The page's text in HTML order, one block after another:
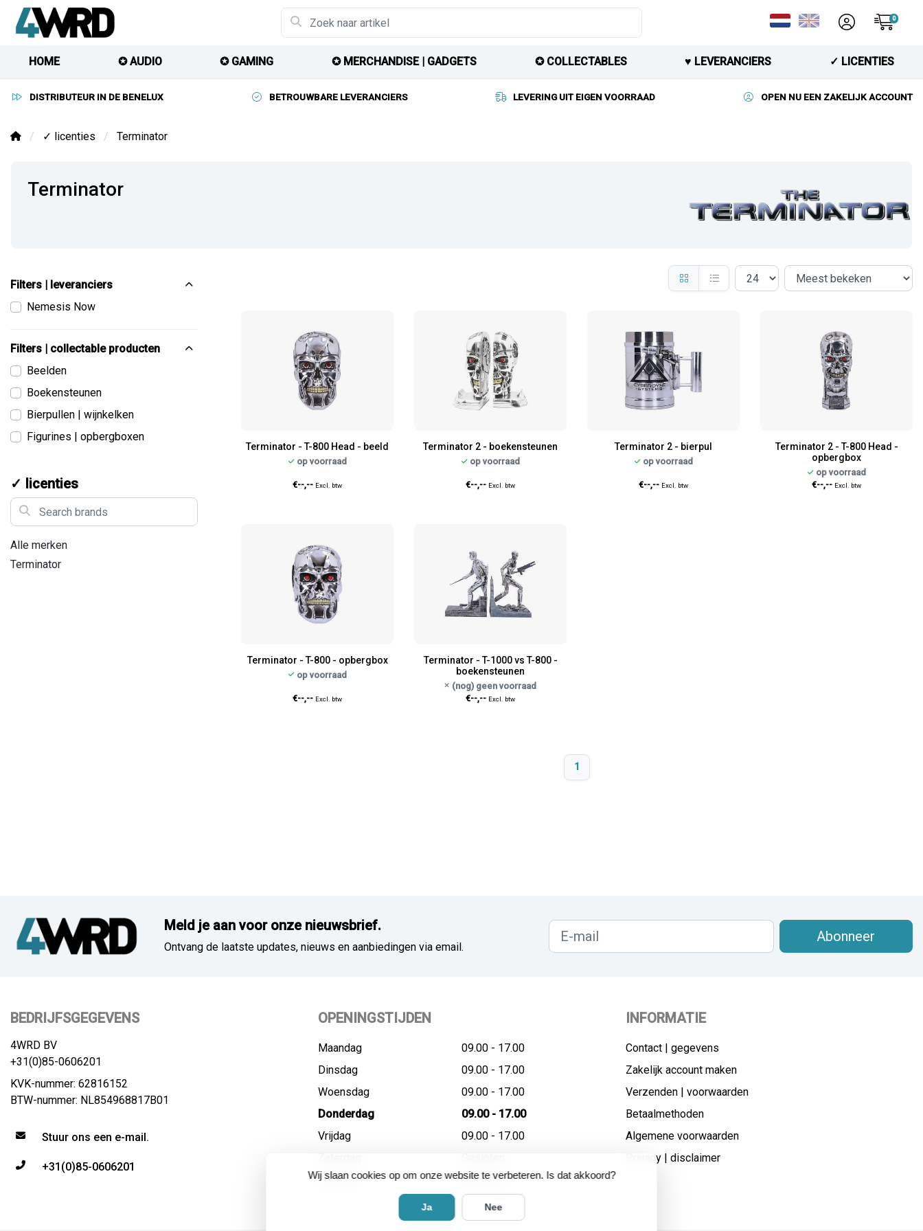
Wij slaan cookies op om onze website te verbeteren. Is dat akkoord?
Ja Nee
0
HOME ✪ AUDIO ✪ GAMING ✪ MERCHANDISE | GADGETS ✪ COLLECTABLES ♥︎ LEVERANCIERS ✓ LICENTIES
DISTRIBUTEUR IN DE BENELUX BETROUWBARE LEVERANCIERS LEVERING UIT EIGEN VOORRAAD OPEN NU EEN ZAKELIJK ACCOUNT
✓ licenties Terminator
Terminator
Filters | leveranciers
Nemesis Now
Filters | collectable producten
Beelden
Boekensteunen
Bierpullen | wijnkelken
Figurines | opbergboxen
✓ licenties
Search brands
Alle merken
Terminator
Terminator - T-800 Head - beeld
op voorraad
€--,-- Excl. btw
Terminator 2 - boekensteunen
op voorraad
€--,-- Excl. btw
Terminator 2 - bierpul
op voorraad
€--,-- Excl. btw
Terminator 2 - T-800 Head -
opbergbox
op voorraad
€--,-- Excl. btw
Terminator - T-800 - opbergbox
op voorraad
€--,-- Excl. btw
Terminator - T-1000 vs T-800 -
boekensteunen
(nog) geen voorraad
€--,-- Excl. btw
1
Meld je aan voor onze nieuwsbrief.
Ontvang de laatste updates, nieuws en aanbiedingen via email.
Abonneer
BEDRIJFSGEGEVENS
4WRD BV
+31(0)85-0606201
KVK-nummer: 62816152
BTW-nummer: NL854968817B01
Stuur ons een e-mail.
+31(0)85-0606201
OPENINGSTIJDEN
Maandag
09.00 - 17.00
Dinsdag
09.00 - 17.00
Woensdag
09.00 - 17.00
Donderdag
09.00 - 17.00
Vrijdag
09.00 - 17.00
Zondag
Gesloten
INFORMATIE
Contact | gegevens
Zakelijk account maken
Verzenden | voorwaarden
Betaalmethoden
Algemene voorwaarden
Privacy | disclaimer